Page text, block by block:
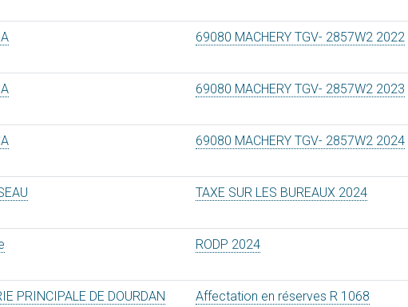
69080 MACHERY TGV- 2857W2 2022
69080 MACHERY TGV- 2857W2 2023
69080 MACHERY TGV- 2857W2 2024
TAXE SUR LES BUREAUX 2024
RODP 2024
PRINCIPALE DE DOURDAN Affectation en réserves R 1068